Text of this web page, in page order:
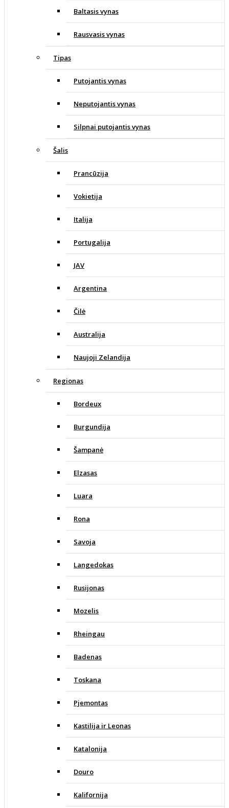
Baltasis vynas
Rausvasis vynas
Tipas
Putojantis vynas
Neputojantis vynas
Silpnai putojantis vynas
Šalis
Prancūzija
Vokietija
Italija
Portugalija
JAV
Argentina
Čilė
Australija
Naujoji Zelandija
Regionas
Bordeux
Burgundija
Šampanė
Elzasas
Luara
Rona
Savoja
Langedokas
Rusijonas
Mozelis
Rheingau
Badenas
Toskana
Pjemontas
Kastilija ir Leonas
Katalonija
Douro
Kalifornija